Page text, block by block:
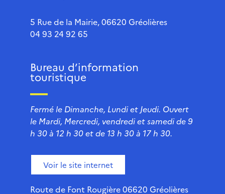
5 Rue de la Mairie, 06620 Gréolières
04 93 24 92 65
Bureau d’information
touristique
Fermé le Dimanche, Lundi et Jeudi. Ouvert
le Mardi, Mercredi, vendredi et samedi de 9
h 30 à 12 h 30 et de 13 h 30 à 17 h 30.
Voir le site internet
Route de Font Rougière 06620 Gréolières